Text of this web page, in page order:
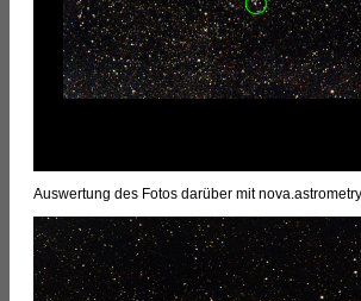
Auswertung des Fotos darüber mit